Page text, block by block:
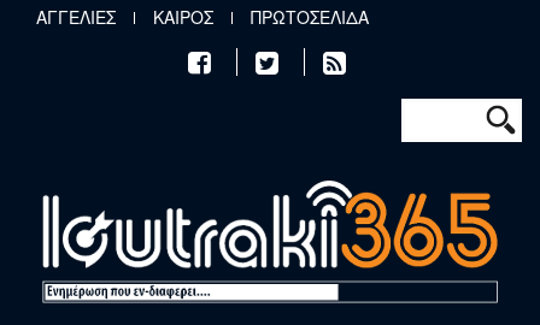
Παράκαμψη προς το κυρίως περιεχόμενο
ΑΓΓΕΛΙΕΣ ΚΑΙΡΟΣ ΠΡΩΤΟΣΕΛΙΔΑ
Φόρμα
Αναζήτηση